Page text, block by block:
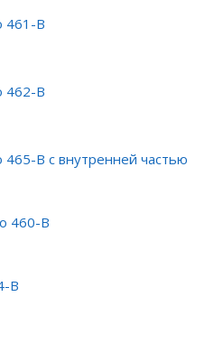
461-B
462-B
B с внутренней частью
460-B
B